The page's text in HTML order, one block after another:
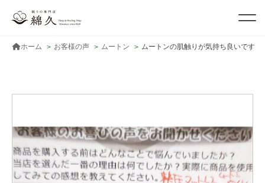
ホーム お客様の声 ムートン ムートンの肌触りが気持ち良いです